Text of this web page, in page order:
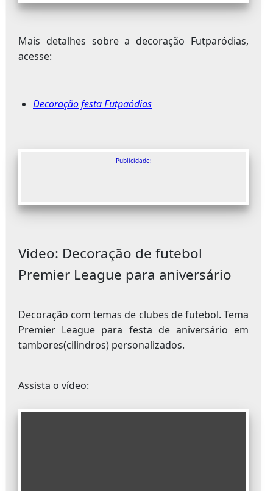
Mais detalhes sobre a decoração Futparódias,
acesse:
Decoração festa Futpaódias
Publicidade:
Video: Decoração de futebol
Premier League para aniversário
Decoração com temas de clubes de futebol. Tema
Premier League para festa de aniversário em
tambores(cilindros) personalizados.
Assista o vídeo: